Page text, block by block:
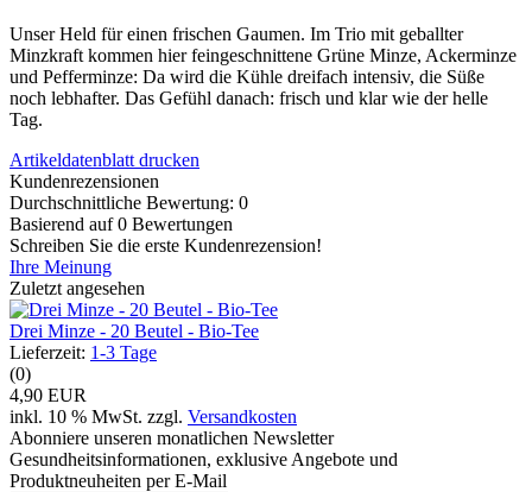
Unser Held für einen frischen Gaumen. Im Trio mit geballter
Minzkraft kommen hier feingeschnittene Grüne Minze, Ackerminze
und Pefferminze: Da wird die Kühle dreifach intensiv, die Süße
noch lebhafter. Das Gefühl danach: frisch und klar wie der helle
Tag.
Artikeldatenblatt drucken
Kundenrezensionen
Durchschnittliche Bewertung: 0
Basierend auf 0 Bewertungen
Schreiben Sie die erste Kundenrezension!
Ihre Meinung
Zuletzt angesehen
Drei Minze - 20 Beutel - Bio-Tee
Lieferzeit: 1-3 Tage
(0)
4,90 EUR
inkl. 10 % MwSt. zzgl. Versandkosten
Abonniere unseren monatlichen Newsletter
Gesundheitsinformationen, exklusive Angebote und
Produktneuheiten per E-Mail